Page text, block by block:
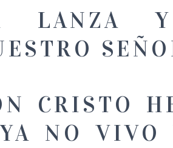
LANZA
CRISTO
NO VIVO